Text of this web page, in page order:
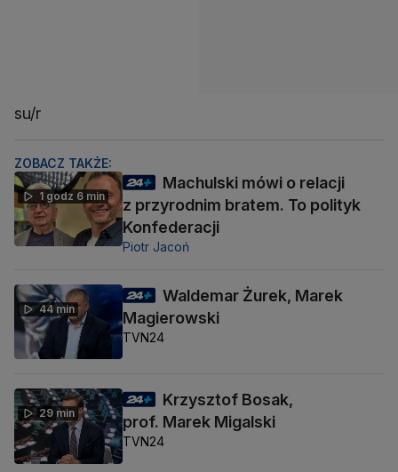
su/r
ZOBACZ TAKŻE:
1 godz 6 min
Machulski mówi o relacji
z przyrodnim bratem. To polityk
Konfederacji
Piotr Jacoń
44 min
Waldemar Żurek, Marek
Magierowski
TVN24
29 min
Krzysztof Bosak,
prof. Marek Migalski
TVN24